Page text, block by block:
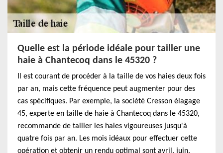
Quelle est la période idéale pour tailler une
haie à Chantecoq dans le 45320 ?
Il est courant de procéder à la taille de vos haies deux fois
par an, mais cette fréquence peut augmenter pour des
cas spécifiques. Par exemple, la société Cresson élagage
45, experte en taille de haie à Chantecoq dans le 45320,
recommande de tailler les haies vigoureuses jusqu'à
quatre fois par an. Les mois idéaux pour effectuer cette
opération et obtenir un rendu optimal sont avril, juin,